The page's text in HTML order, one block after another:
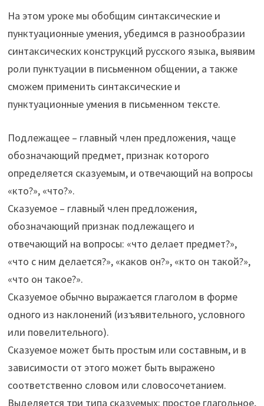
На этом уроке мы обобщим синтаксические и
пунктуационные умения, убедимся в разнообразии
синтаксических конструкций русского языка, выявим
роли пунктуации в письменном общении, а также
сможем применить синтаксические и
пунктуационные умения в письменном тексте.
Подлежащее – главный член предложения, чаще
обозначающий предмет, признак которого
определяется сказуемым, и отвечающий на вопросы
«кто?», «что?».
Сказуемое – главный член предложения,
обозначающий признак подлежащего и
отвечающий на вопросы: «что делает предмет?»,
«что с ним делается?», «каков он?», «кто он такой?»,
«что он такое?».
Сказуемое обычно выражается глаголом в форме
одного из наклонений (изъявительного, условного
или повелительного).
Сказуемое может быть простым или составным, и в
зависимости от этого может быть выражено
соответственно словом или словосочетанием.
Выделяется три типа сказуемых: простое глагольное,